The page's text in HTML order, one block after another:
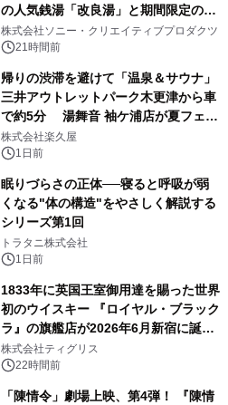
の人気銭湯「改良湯」と期間限定のコ
ラボレーション サウナイキタイコラ
ボグッズも発売決定！
株式会社ソニー・クリエイティブプロダクツ
21時間前
帰りの渋滞を避けて「温泉＆サウナ」
三井アウトレットパーク木更津から車
で約5分 湯舞音 袖ケ浦店が夏フェア
メニューを提供
株式会社楽久屋
1日前
眠りづらさの正体──寝ると呼吸が弱
くなる"体の構造"をやさしく解説する
シリーズ第1回
トラタニ株式会社
1日前
1833年に英国王室御用達を賜った世界
初のウイスキー 『ロイヤル・ブラック
ラ』の旗艦店が2026年6月新宿に誕
生 バカルディ ジャパンと連携した
没入型バー「BAR Arca」
株式会社ティグリス
22時間前
「陳情令」劇場上映、第4弾！ 『陳情